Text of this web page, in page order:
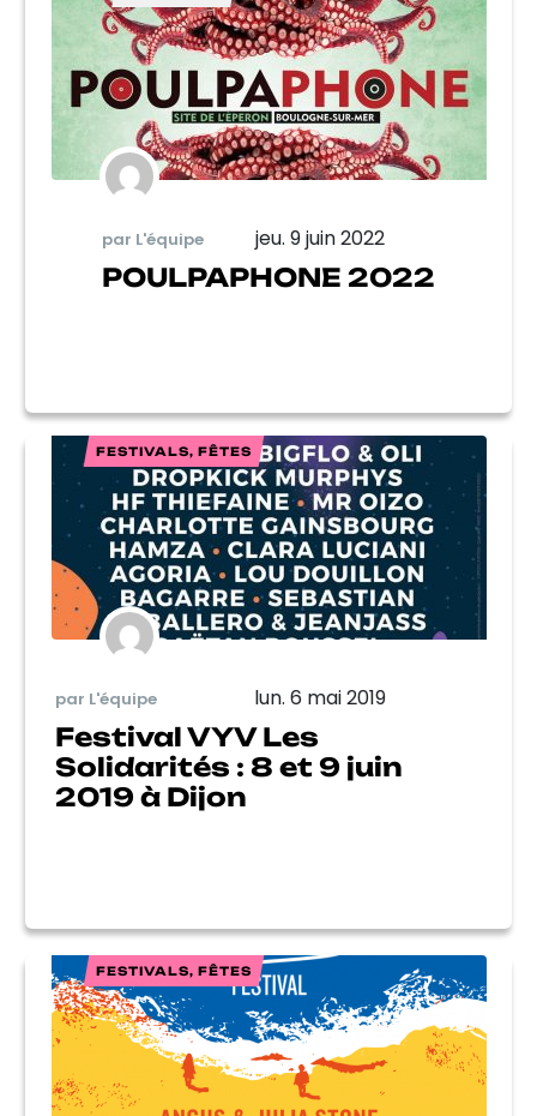
par L'équipe jeu. 9 juin 2022
POULPAPHONE 2022
FESTIVALS, FÊTES
par L'équipe lun. 6 mai 2019
Festival VYV Les
Solidarités : 8 et 9 juin
2019 à Dijon
FESTIVALS, FÊTES